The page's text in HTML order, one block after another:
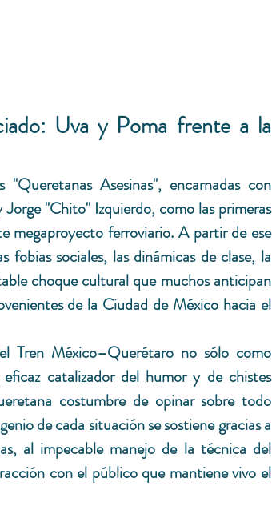
Uva y Poma frente a la
Asesinas", encarnadas con
"Chito" Izquierdo, como las primeras
megaproyecto ferroviario. A partir de ese
fobias sociales, las dinámicas de clase, la
choque cultural que muchos anticipan
de la Ciudad de México hacia el
Tren México–Querétaro no sólo como
catalizador del humor y de chistes
costumbre de opinar sobre todo
de cada situación se sostiene gracias a
al impecable manejo de la técnica del
con el público que mantiene vivo el